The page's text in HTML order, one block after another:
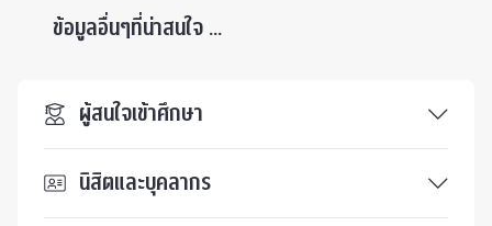
ข้อมูลอื่นๆที่น่าสนใจ ...
ผู้สนใจเข้าศึกษา
นิสิตและบุคลากร